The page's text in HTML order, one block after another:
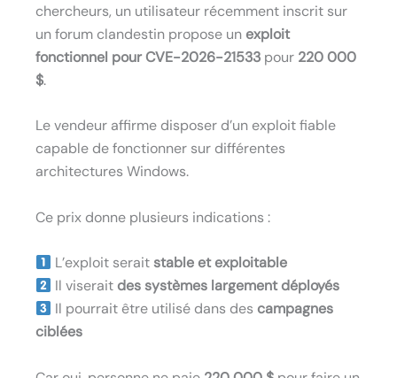
chercheurs, un utilisateur récemment inscrit sur
un forum clandestin propose unexploit
fonctionnel pour CVE-2026-21533 pour 220 000
$.
Le vendeur affirme disposer d’un exploit fiable
capable de fonctionner sur différentes
architectures Windows.
Ce prix donne plusieurs indications :
L’exploit seraitstable et exploitable
Il viseraitdes systèmes largement déployés
Il pourrait être utilisé dans descampagnes
ciblées